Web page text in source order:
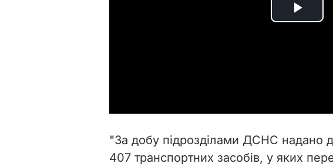
P
i
"За добу підрозділами ДСНС надано
407 транспортних засобів, у яких